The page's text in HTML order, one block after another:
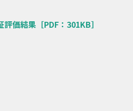
価結果［PDF：301KB］